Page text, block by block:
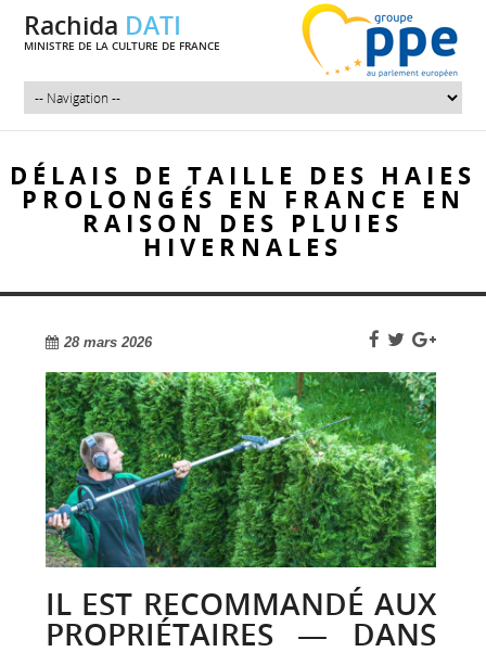
Rachida DATI
MINISTRE DE LA CULTURE DE FRANCE
DÉLAIS DE TAILLE DES HAIES
PROLONGÉS EN FRANCE EN
RAISON DES PLUIES
HIVERNALES
28 mars 2026
IL EST RECOMMANDÉ AUX
PROPRIÉTAIRES — DANS